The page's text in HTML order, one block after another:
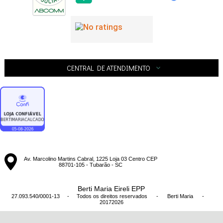
CENTRAL DE ATENDIMENTO
Av. Marcolino Martins Cabral, 1225 Loja 03 Centro CEP
88701-105 - Tubarão - SC
Berti Maria Eireli EPP
27.093.540/0001-13 - Todos os direitos reservados - Berti Maria
-
20172026